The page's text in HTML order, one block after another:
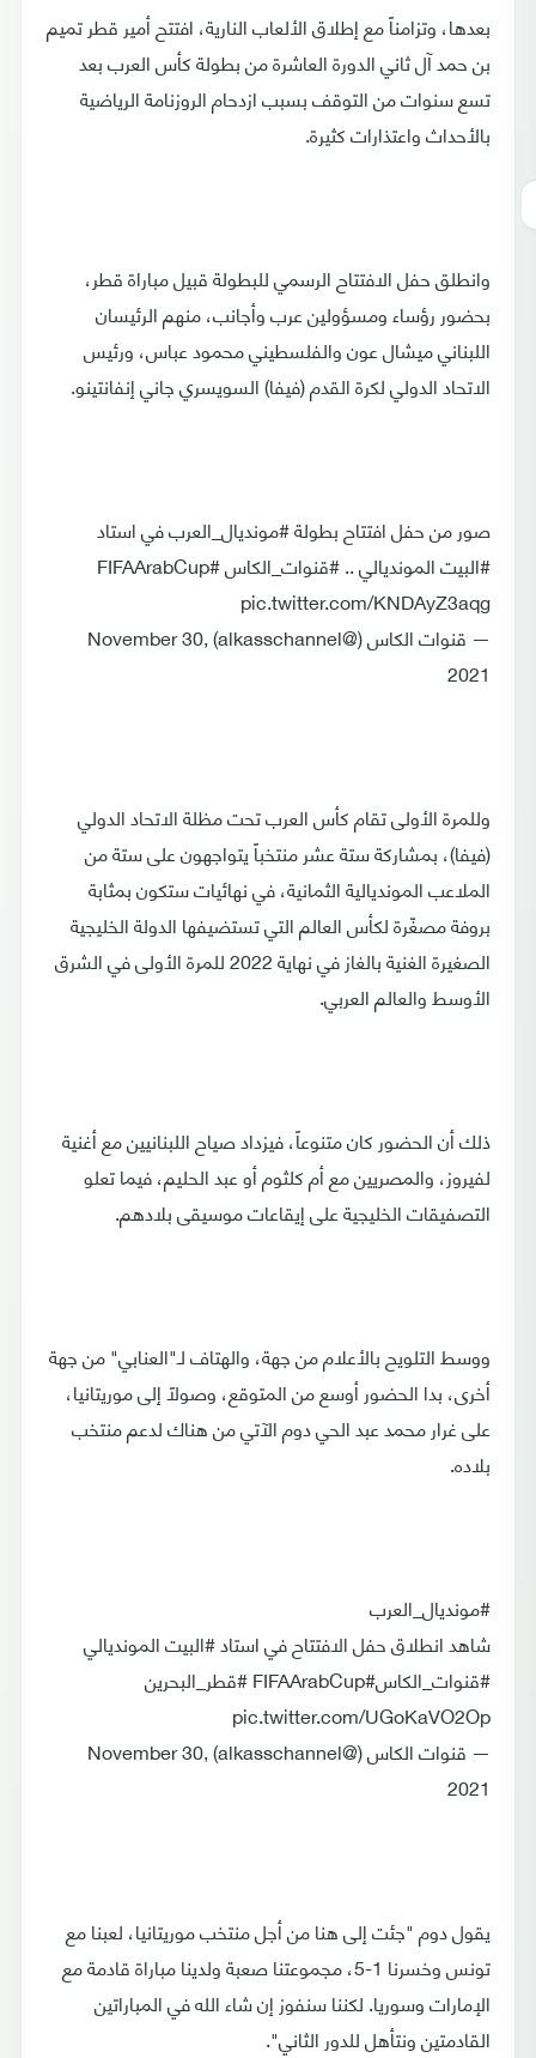
بعدها، وتزامناً مع إطلاق الألعاب النارية، افتتح أمير قطر تميم
بن حمد آل ثاني الدورة العاشرة من بطولة كأس العرب بعد
تسع سنوات من التوقف بسبب ازدحام الروزنامة الرياضية
بالأحداث واعتذارات كثيرة.
وانطلق حفل الافتتاح الرسمي للبطولة قبيل مباراة قطر،
بحضور رؤساء ومسؤولين عرب وأجانب، منهم الرئيسان
اللبناني ميشال عون والفلسطيني محمود عباس، ورئيس
الاتحاد الدولي لكرة القدم (فيفا) السويسري جاني إنفانتينو.
صور من حفل افتتاح بطولة #مونديال_العرب في استاد
#البيت المونديالي .. #قنوات_الكاس #FIFAArabCup
pic.twitter.com/KNDAyZ3aqg
— قنوات الكاس (@alkasschannel) November 30,
2021
وللمرة الأولى تقام كأس العرب تحت مظلة الاتحاد الدولي
(فيفا)، بمشاركة ستة عشر منتخباً يتواجهون على ستة من
الملاعب المونديالية الثمانية، في نهائيات ستكون بمثابة
بروفة مصغّرة لكأس العالم التي تستضيفها الدولة الخليجية
الصغيرة الغنية بالغاز في نهاية 2022 للمرة الأولى في الشرق
الأوسط والعالم العربي.
ذلك أن الحضور كان متنوعاً، فيزداد صياح اللبنانيين مع أغنية
لفيروز، والمصريين مع أم كلثوم أو عبد الحليم، فيما تعلو
التصفيقات الخليجية على إيقاعات موسيقى بلادهم.
ووسط التلويح بالأعلام من جهة، والهتاف لـ"العنابي" من جهة
أخرى، بدا الحضور أوسع من المتوقع، وصولاً إلى موريتانيا،
على غرار محمد عبد الحي دوم الآتي من هناك لدعم منتخب
بلاده.
#مونديال_العرب
شاهد انطلاق حفل الافتتاح في استاد #البيت المونديالي
#قنوات_الكاس#FIFAArabCup #قطر_البحرين
pic.twitter.com/UGoKaVO2Op
— قنوات الكاس (@alkasschannel) November 30,
2021
يقول دوم "جئت إلى هنا من أجل منتخب موريتانيا، لعبنا مع
تونس وخسرنا 1-5، مجموعتنا صعبة ولدينا مباراة قادمة مع
الإمارات وسوريا. لكننا سنفوز إن شاء الله في المباراتين
القادمتين ونتأهل للدور الثاني".